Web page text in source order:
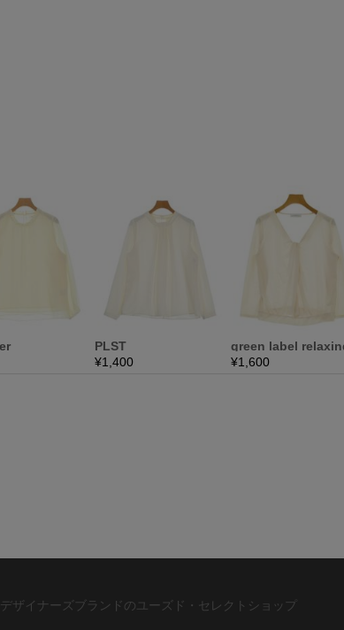
デザイナーズブランドのユーズド・セレクトショップ